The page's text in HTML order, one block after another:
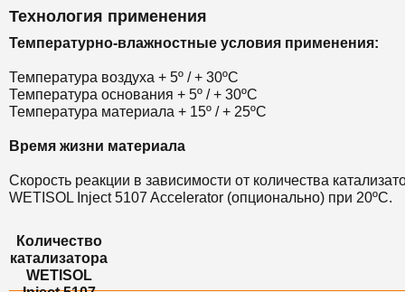
Технология применения
Температурно-влажностные условия применения:
Температура воздуха + 5º / + 30ºС
Температура основания + 5º / + 30ºС
Температура материала + 15º / + 25ºС
Время жизни материала
Скорость реакции в зависимости от количества
WETISOL Inject 5107 Accelerator (опционально) при 20ºС.
Количество
катализатора
WETISOL